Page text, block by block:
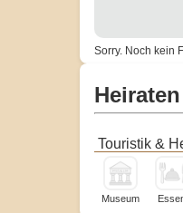
Sorry. Noch kein
Heiraten
Touristik &
Museum